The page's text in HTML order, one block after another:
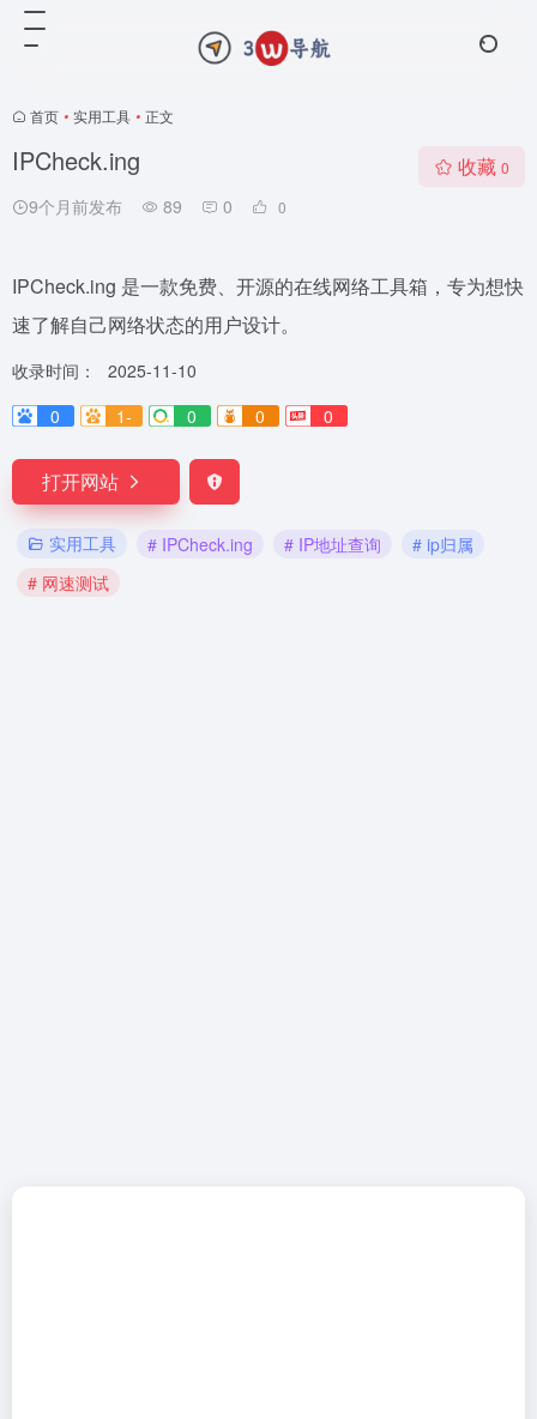
首页 • 实用工具 • 正文
IPCheck.ing
9个月前发布 89 0 0
收藏 0
IPCheck.ing 是一款免费、开源的在线网络工具箱，专为想快
速了解自己网络状态的用户设计。
收录时间：
2025-11-10
0
1- 0 0 0
打开网站
实用工具 # IPCheck.ing # IP地址查询
# ip归属
# 网速测试